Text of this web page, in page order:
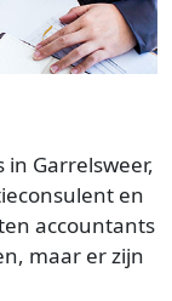
Garrelsweer,
en
accountants
maar er zijn